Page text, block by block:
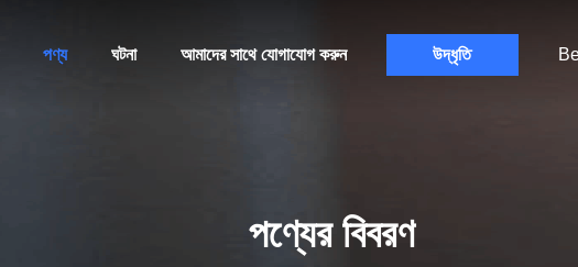
পণ্য ঘটনা আমাদের সাথে যোগাযোগ করুন উদ্ধৃতি
পণ্যের বিবরণ